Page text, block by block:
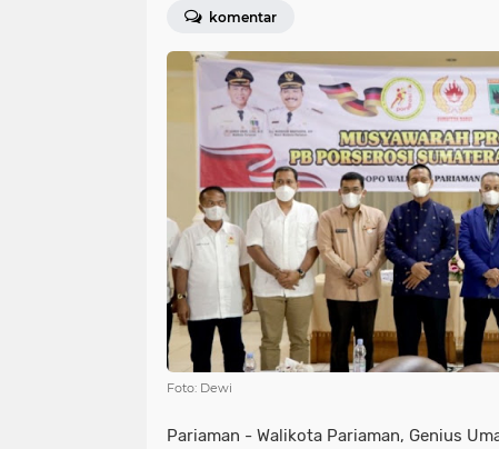
komentar
Foto: Dewi
Pariaman - Walikota Pariaman, Genius